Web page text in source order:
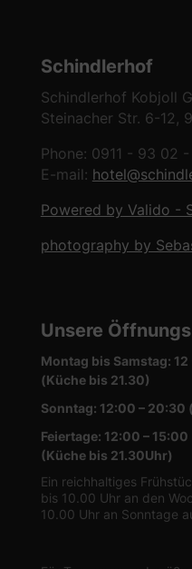
Schindlerhof
Schindlerhof Kobjoll
Steinacher Str. 6-12,
Phone: 0911 - 93 02
E-mail:
Powered by Valido -
photography by
Unsere
Montag bis Samstag:
(Küche bis 21.30)
Sonntag: 12:00 – 20:30
Feiertage: 12:00 –
(Küche bis 21.30Uhr)
Ein reichhaltiges
bis 10.00 Uhr an den
10.00 Uhr an Sonntage